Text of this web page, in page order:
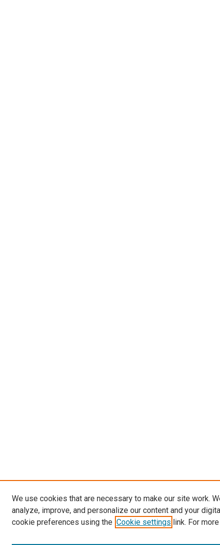
We use cookies that are necessary to make our site work.
analyze, improve, and personalize our content and your
cookie preferences using the Cookie settings link. For